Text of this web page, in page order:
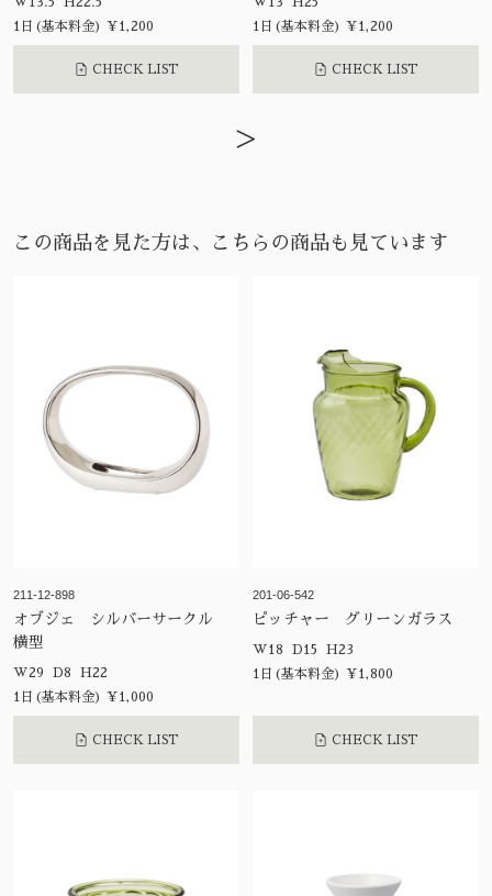
1日(基本料金) ¥1,200
CHECK LIST
1日(基本料金) ¥1,200
CHECK LIST
>
この商品を見た方は、こちらの商品も見ています
211-12-898
オブジェ シルバーサークル
横型
W29 D8 H22
1日(基本料金) ¥1,000
CHECK LIST
201-06-542
ピッチャー グリーンガラス
W18 D15 H23
1日(基本料金) ¥1,800
CHECK LIST